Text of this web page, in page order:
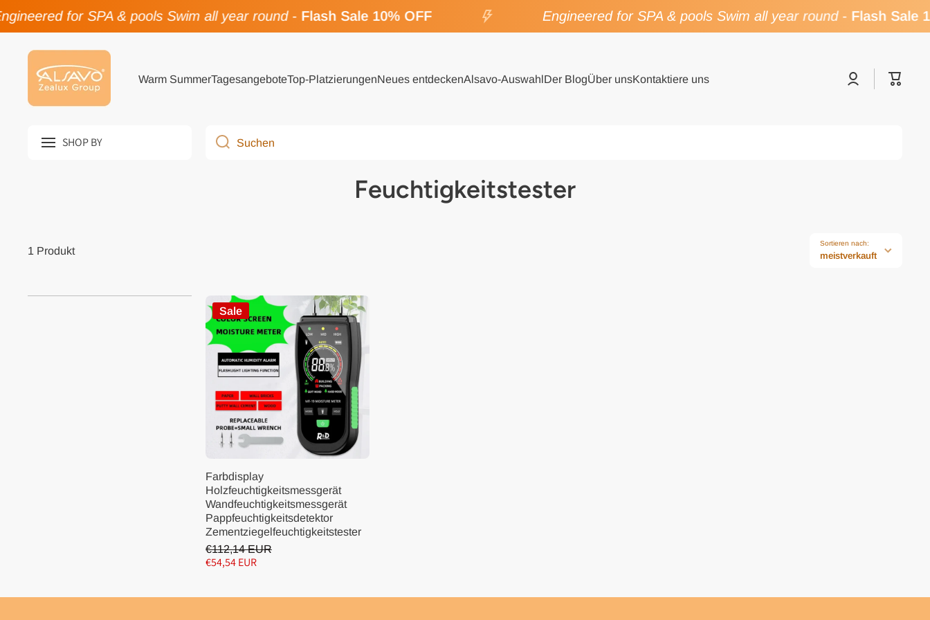
Direkt zum Inhalt
for SPA & pools Swim all year round-Flash Sale 10% OFF Engineered for SPA & pools Swim all year round-Flash Sale
Warm SummerTagesangeboteTop-PlatzierungenNeues entdeckenAlsavo-AuswahlDer BlogÜber unsKontaktiere uns Einloggen
SHOP BY Suchen
Feuchtigkeitstester
1 Produkt
Sortieren nach:
meistverkauft
Sale
Farbdisplay
Holzfeuchtigkeitsmessgerät
Wandfeuchtigkeitsmessgerät
Pappfeuchtigkeitsdetektor
Zementziegelfeuchtigkeitstester
€112,14 EUR
€54,54 EUR